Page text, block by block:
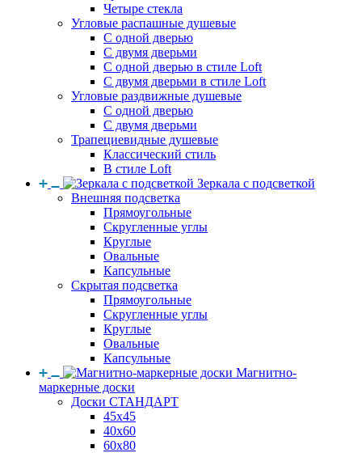
Четыре стекла
Угловые распашные душевые
С одной дверью
С двумя дверьми
С одной дверью в стиле Loft
С двумя дверьми в стиле Loft
Угловые раздвижные душевые
С одной дверью
С двумя дверьми
Трапециевидные душевые
Классический стиль
В стиле Loft
Зеркала с подсветкой
Внешняя подсветка
Прямоугольные
Скругленные углы
Круглые
Овальные
Капсульные
Скрытая подсветка
Прямоугольные
Скругленные углы
Круглые
Овальные
Капсульные
Магнитно-
маркерные доски
Доски СТАНДАРТ
45x45
40x60
60x80